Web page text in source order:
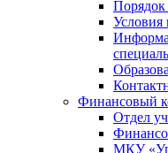
Порядок
Условия
Финансовый
Отдел
МКУ